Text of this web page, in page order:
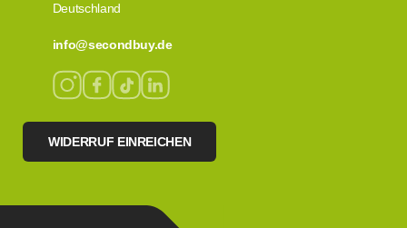
Deutschland
info@secondbuy.de
WIDERRUF EINREICHEN